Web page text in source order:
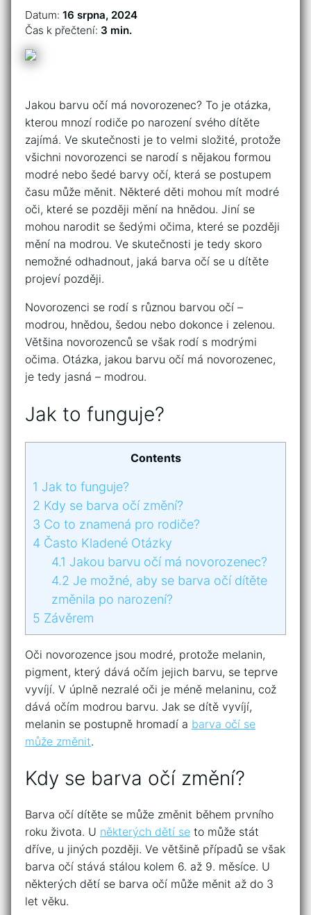
Datum: 16 srpna, 2024
Čas k přečtení: 3 min.
Jakou barvu očí má novorozenec? To je otázka,
kterou mnozí rodiče po narození svého dítěte
zajímá. Ve skutečnosti je to velmi složité, protože
všichni novorozenci se narodí s nějakou formou
modré nebo šedé barvy očí, která se postupem
času může měnit. Některé děti mohou mít modré
oči, které se později mění na hnědou. Jiní se
mohou narodit se šedými očima, které se později
mění na modrou. Ve skutečnosti je tedy skoro
nemožné odhadnout, jaká barva očí se u dítěte
projeví později.
Novorozenci se rodí s různou barvou očí –
modrou, hnědou, šedou nebo dokonce i zelenou.
Většina novorozenců se však rodí s modrými
očima. Otázka, jakou barvu očí má novorozenec,
je tedy jasná – modrou.
Jak to funguje?
Contents
1 Jak to funguje?
2 Kdy se barva očí změní?
3 Co to znamená pro rodiče?
4 Často Kladené Otázky
4.1 Jakou barvu očí má novorozenec?
4.2 Je možné, aby se barva očí dítěte
změnila po narození?
5 Závěrem
Oči novorozence jsou modré, protože melanin,
pigment, který dává očím jejich barvu, se teprve
vyvíjí. V úplně nezralé oči je méně melaninu, což
dává očím modrou barvu. Jak se dítě vyvíjí,
melanin se postupně hromadí a barva očí se
může změnit.
Kdy se barva očí změní?
Barva očí dítěte se může změnit během prvního
roku života. U některých dětí se to může stát
dříve, u jiných později. Ve většině případů se však
barva očí stává stálou kolem 6. až 9. měsíce. U
některých dětí se barva očí může měnit až do 3
let věku.